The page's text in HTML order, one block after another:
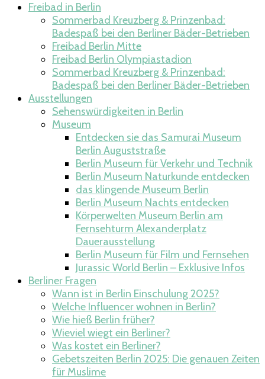
Freibad in Berlin
Sommerbad Kreuzberg & Prinzenbad:
Badespaß bei den Berliner Bäder-Betrieben
Freibad Berlin Mitte​
Freibad Berlin Olympiastadion​
Sommerbad Kreuzberg & Prinzenbad:
Badespaß bei den Berliner Bäder-Betrieben
Ausstellungen
Sehenswürdigkeiten in Berlin
Museum
Entdecken sie das Samurai Museum
Berlin Auguststraße
Berlin Museum für Verkehr und Technik
Berlin Museum Naturkunde entdecken
das klingende Museum Berlin
Berlin Museum Nachts entdecken
Körperwelten Museum Berlin am
Fernsehturm Alexanderplatz
Dauerausstellung
Berlin Museum für Film und Fernsehen
Jurassic World Berlin – Exklusive Infos
Berliner Fragen
Wann ist in Berlin Einschulung 2025?
Welche Influencer wohnen in Berlin​?
Wie hieß Berlin früher?
Wieviel wiegt ein Berliner​?
Was kostet ein Berliner?
Gebetszeiten Berlin 2025: Die genauen Zeiten
für Muslime